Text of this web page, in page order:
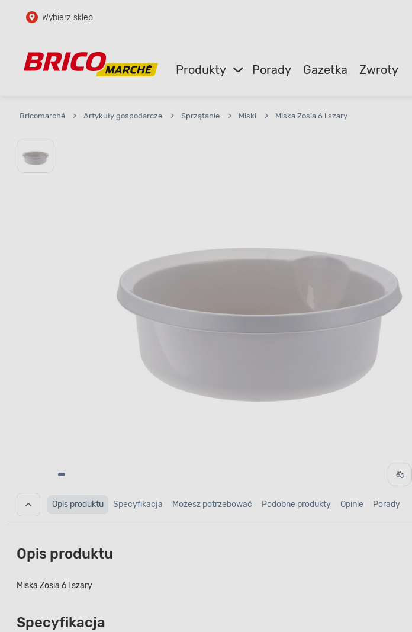
Przejdź do głównej zawartości
Przejdź do wyszukiwarki
Wybierz sklep
Produkty Porady Gazetka Zwroty
Bricomarché > Artykuły gospodarcze > Sprzątanie > Miski > Miska Zosia 6 l szary
Opis produktu Specyfikacja Możesz potrzebować Podobne produkty Opinie Porady
Opis produktu
Miska Zosia 6 l szary
Specyfikacja